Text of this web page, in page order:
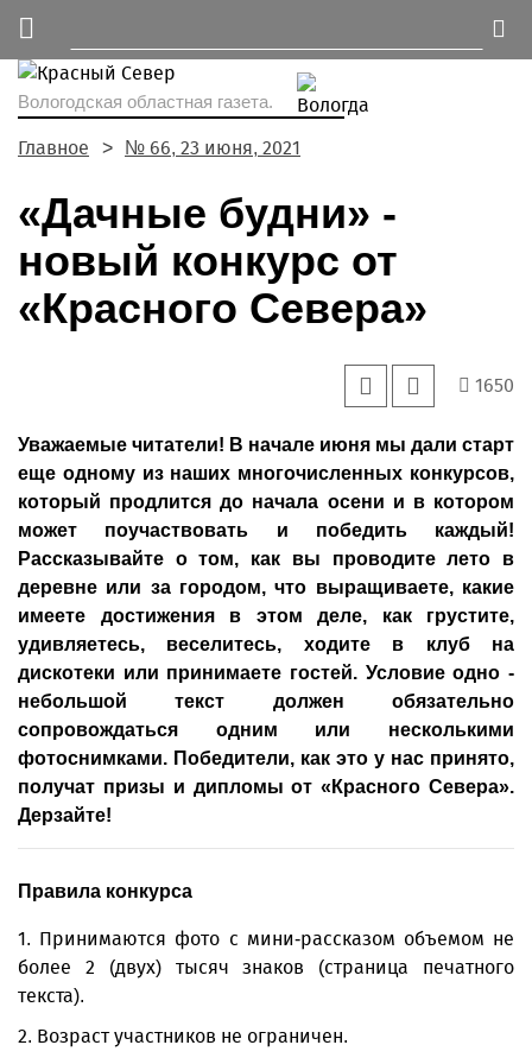
Вологодская областная газета.
Главное № 66, 23 июня, 2021
«Дачные будни» -
новый конкурс от
«Красного Севера»
1650
Уважаемые читатели! В начале июня мы дали старт
еще одному из наших многочисленных конкурсов,
который продлится до начала осени и в котором
может поучаствовать и победить каждый!
Рассказывайте о том, как вы проводите лето в
деревне или за городом, что выращиваете, какие
имеете достижения в этом деле, как грустите,
удивляетесь, веселитесь, ходите в клуб на
дискотеки или принимаете гостей. Условие одно -
небольшой текст должен обязательно
сопровождаться одним или несколькими
фотоснимками. Победители, как это у нас принято,
получат призы и дипломы от «Красного Севера».
Дерзайте!
Правила конкурса
1. Принимаются фото с мини-рассказом объемом не
более 2 (двух) тысяч знаков (страница печатного
текста).
2. Возраст участников не ограничен.